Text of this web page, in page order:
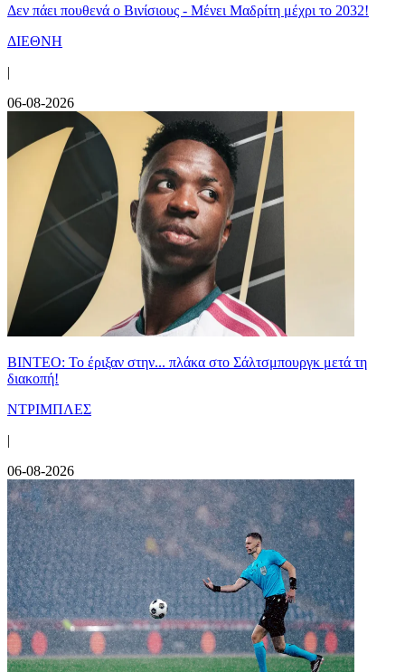
Δεν πάει πουθενά ο Βινίσιους - Μένει Μαδρίτη μέχρι το 2032!
ΔΙΕΘΝΗ
|
06-08-2026
ΒΙΝΤΕΟ: Το έριξαν στην... πλάκα στο Σάλτσμπουργκ μετά τη
διακοπή!
ΝΤΡΙΜΠΛΕΣ
|
06-08-2026